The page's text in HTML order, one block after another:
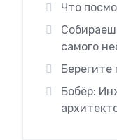
Что
самого
Бобёр: